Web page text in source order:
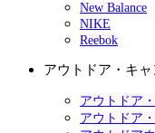
New Balance
NIKE
Reebok
アウトドア・キ
アウトドア
アウトドア